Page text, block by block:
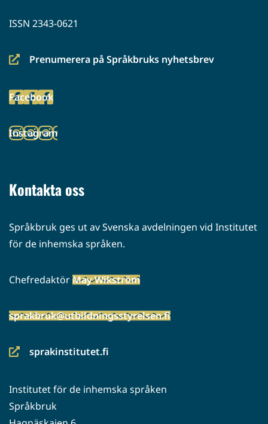
ISSN 2343-0621
Prenumerera på Språkbruks nyhetsbrev
(siirryt
palveluun)
Facebook
(siirryt
palveluun)
Instagram
(siirryt
Kontakta oss
Språkbruk ges ut av Svenska avdelningen vid Institutet
för de inhemska språken.
ChefredaktörMay Wikström
sprakbruk@utbildningsstyrelsen.fi
sprakinstitutet.fi
(siirryt
palveluun)
Institutet för de inhemska språken
Språkbruk